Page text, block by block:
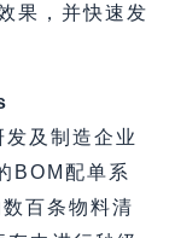
果，并快速发
发及制造企业
BOM配单系
百条物料清